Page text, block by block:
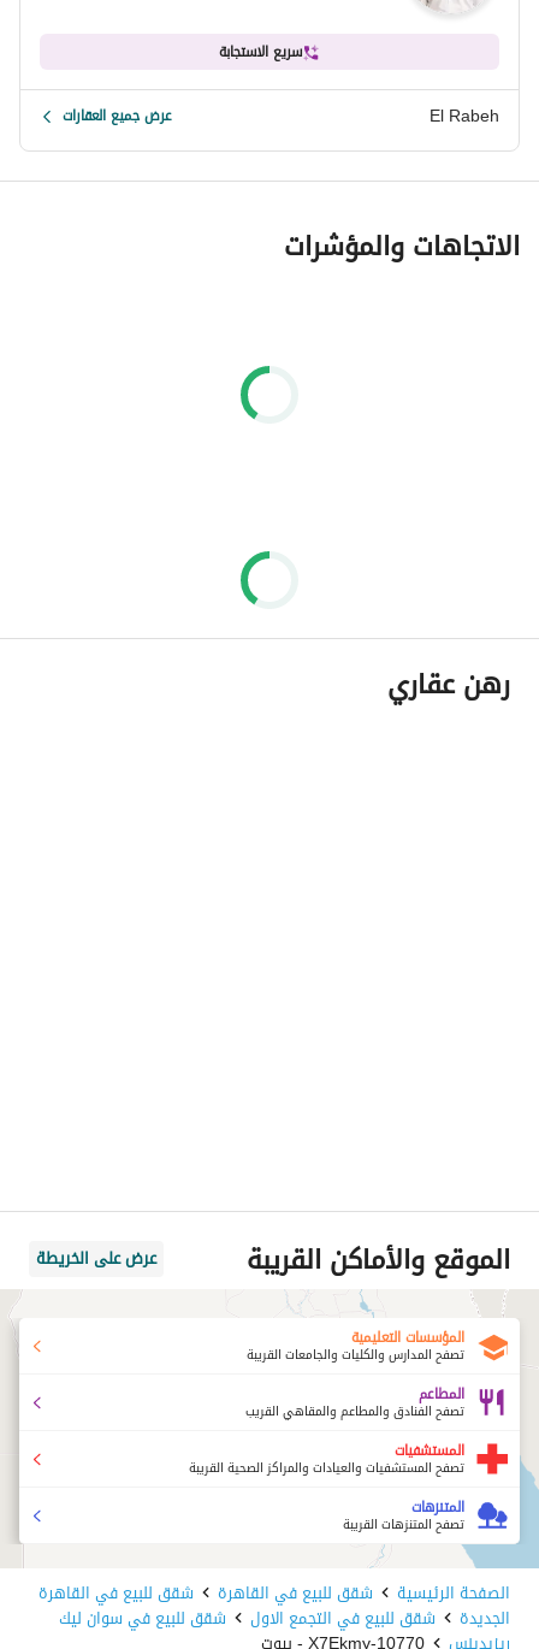
سريع الاستجابة
El Rabeh عرض جميع العقارات
الاتجاهات والمؤشرات
رهن عقاري
الموقع والأماكن القريبة عرض على الخريطة
المؤسسات التعليمية
تصفح المدارس والكليات والجامعات القريبة
المطاعم
تصفح الفنادق والمطاعم والمقاهي القريب
المستشفيات
تصفح المستشفيات والعيادات والمراكز الصحية القريبة
المتنزهات
تصفح المتنزهات القريبة
الصفحة الرئيسية شقق للبيع في القاهرة شقق للبيع في القاهرة
الجديدة شقق للبيع في التجمع الاول شقق للبيع في سوان ليك